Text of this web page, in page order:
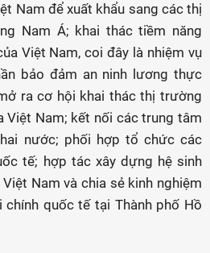
Nam để xuất khẩu sang các thị
Nam Á; khai thác tiềm năng
Việt Nam, coi đây là nhiệm vụ
bảo đảm an ninh lương thực
ra cơ hội khai thác thị trường
Việt Nam; kết nối các trung tâm
nước; phối hợp tổ chức các
tế; hợp tác xây dựng hệ sinh
Nam và chia sẻ kinh nghiệm
quốc tế tại Thành phố Hồ